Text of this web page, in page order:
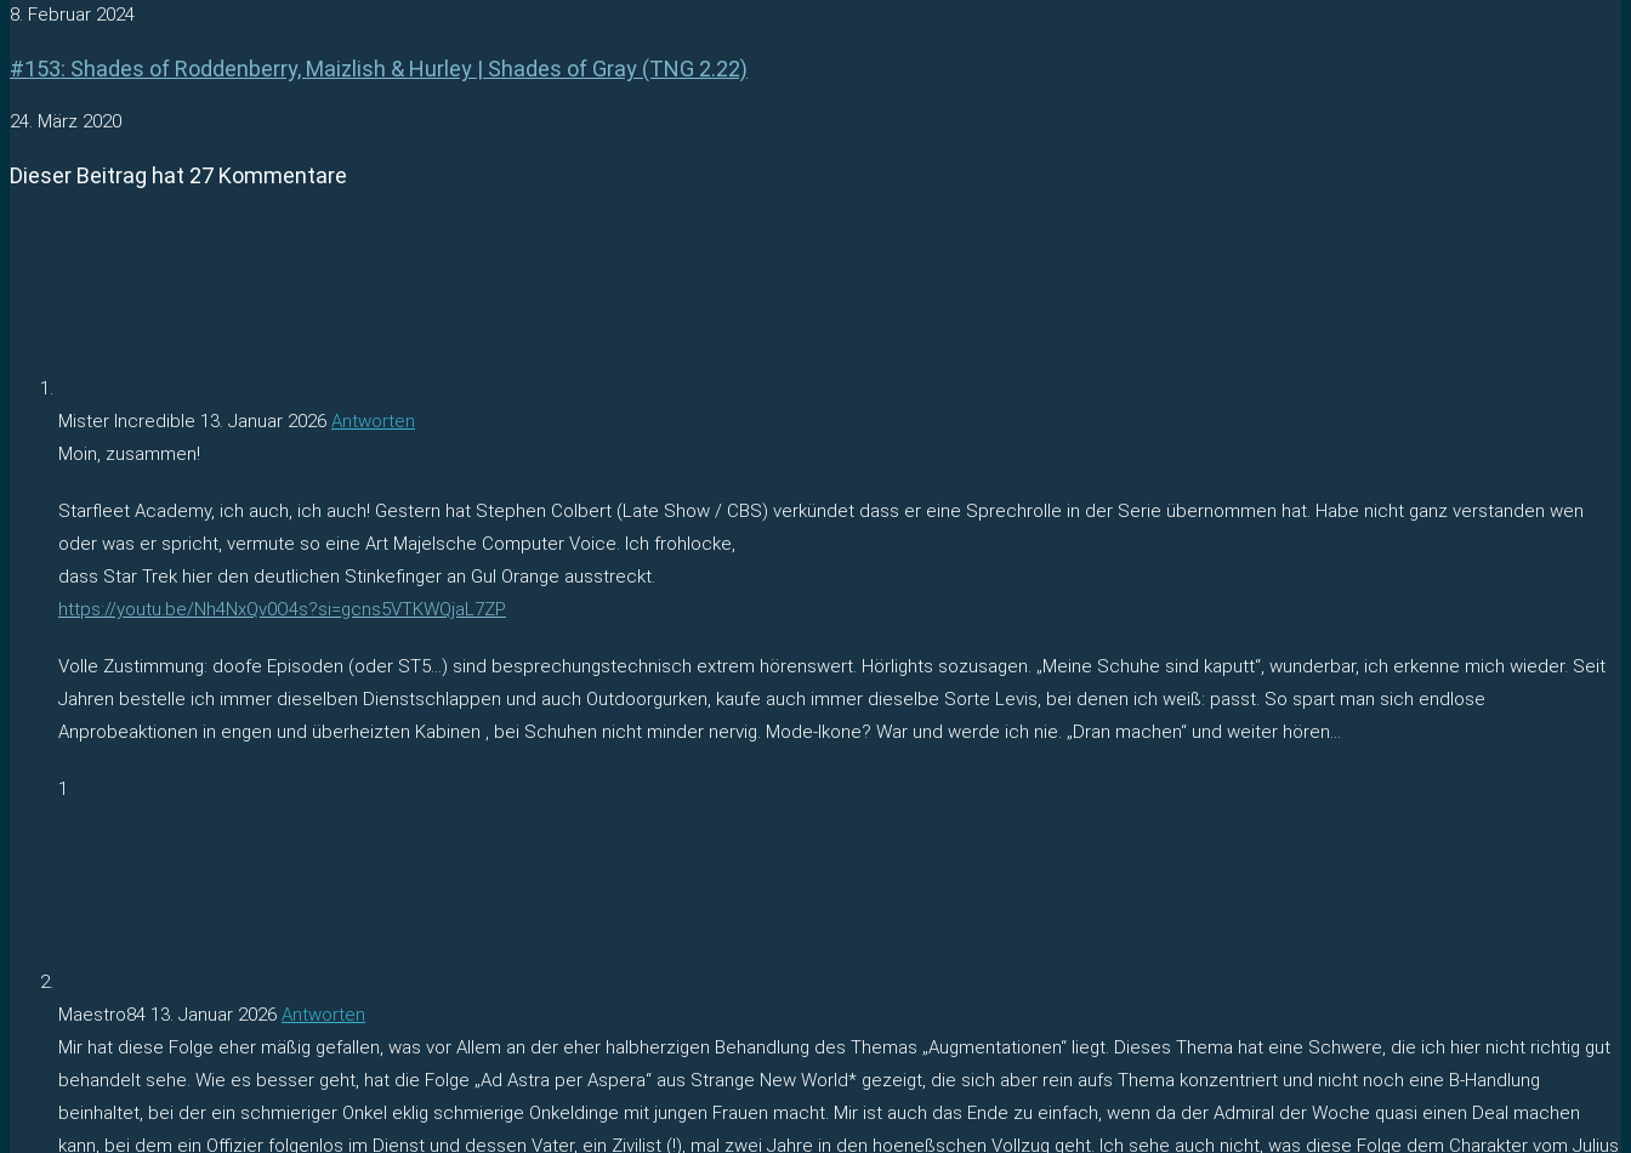
8. Februar 2024
#153: Shades of Roddenberry, Maizlish & Hurley | Shades of Gray (TNG 2.22)
24. März 2020
Dieser Beitrag hat 27 Kommentare
Mister Incredible 13. Januar 2026 Antworten
Moin, zusammen!
Starfleet Academy, ich auch, ich auch! Gestern hat Stephen Colbert (Late Show / CBS) verkündet dass er eine Sprechrolle in der Serie übernommen hat. Habe nicht ganz verstanden wen
oder was er spricht, vermute so eine Art Majelsche Computer Voice. Ich frohlocke,
dass Star Trek hier den deutlichen Stinkefinger an Gul Orange ausstreckt.
https://youtu.be/Nh4NxQv0O4s?si=gcns5VTKWQjaL7ZP
Volle Zustimmung: doofe Episoden (oder ST5…) sind besprechungstechnisch extrem hörenswert. Hörlights sozusagen. „Meine Schuhe sind kaputt“, wunderbar, ich erkenne mich wieder. Seit
Jahren bestelle ich immer dieselben Dienstschlappen und auch Outdoorgurken, kaufe auch immer dieselbe Sorte Levis, bei denen ich weiß: passt. So spart man sich endlose
Anprobeaktionen in engen und überheizten Kabinen , bei Schuhen nicht minder nervig. Mode-Ikone? War und werde ich nie. „Dran machen“ und weiter hören…
1
Maestro84 13. Januar 2026 Antworten
Mir hat diese Folge eher mäßig gefallen, was vor Allem an der eher halbherzigen Behandlung des Themas „Augmentationen“ liegt. Dieses Thema hat eine Schwere, die ich hier nicht richtig gut
behandelt sehe. Wie es besser geht, hat die Folge „Ad Astra per Aspera“ aus Strange New World* gezeigt, die sich aber rein aufs Thema konzentriert und nicht noch eine B-Handlung
beinhaltet, bei der ein schmieriger Onkel eklig schmierige Onkeldinge mit jungen Frauen macht. Mir ist auch das Ende zu einfach, wenn da der Admiral der Woche quasi einen Deal machen
kann, bei dem ein Offizier folgenlos im Dienst und dessen Vater, ein Zivilist (!), mal zwei Jahre in den hoeneßschen Vollzug geht. Ich sehe auch nicht, was diese Folge dem Charakter vom Julius